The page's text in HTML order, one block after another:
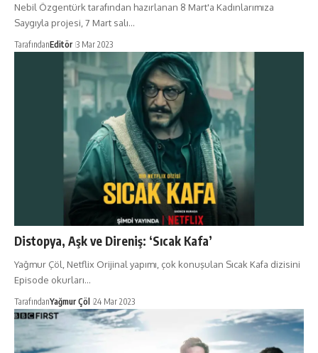
Nebil Özgentürk tarafından hazırlanan 8 Mart'a Kadınlarımıza
Saygıyla projesi, 7 Mart salı…
TarafındanEditör 3 Mar 2023
Distopya, Aşk ve Direniş: ‘Sıcak Kafa’
Yağmur Çöl, Netflix Orijinal yapımı, çok konuşulan Sıcak Kafa dizisini
Episode okurları…
TarafındanYağmur Çöl 24 Mar 2023